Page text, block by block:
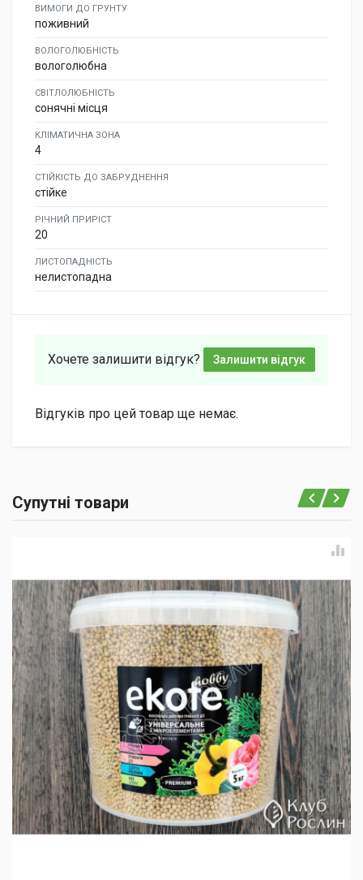
ВИМОГИ ДО ГРУНТУ
поживний
ВОЛОГОЛЮБНІСТЬ
вологолюбна
СВІТЛОЛЮБНІСТЬ
сонячні місця
КЛІМАТИЧНА ЗОНА
4
СТІЙКІСТЬ ДО ЗАБРУДНЕННЯ
стійке
РІЧНИЙ ПРИРІСТ
20
ЛИСТОПАДНІСТЬ
нелистопадна
Хочете залишити відгук? Залишити відгук
Відгуків про цей товар ще немає.
Супутні товари